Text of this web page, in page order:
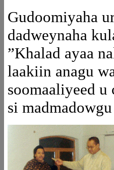
Gudoomiyaha
dadweynaha
”Khalad ayaa
laakiin anagu
soomaaliyeed
si